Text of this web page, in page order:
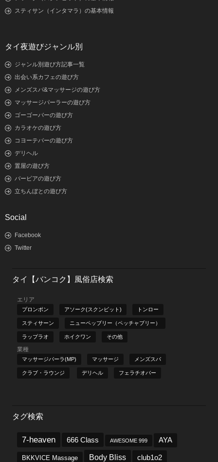
スティサン（インタマラ）の基本情報
タイ夜遊びジャンル別
ジャンル別遊び方記事一覧
出会い系カフェの遊び方
メンズスパ&マッサージの遊び方
マッサージパーラーの遊び方
ゴーゴーバーの遊び方
カラオケの遊び方
コヨーテバーの遊び方
デリヘル
置屋の遊び方
バービアの遊び方
立ちんぼとの遊び方
Social
Facebook
Twitter
タイ【バンコク】風俗店検索
エリア
プロンポン アソーク(スクンビット) トンロー
スティサーン ニューペッブリー（ペッチャブリー）
ラップラオ ホイクワン その他
業種
マッサージパーラ(MP) マッサージ メンズスパ
クラブ・ラウンジ デリヘル フェラチオバー
タグ検索
7-heaven 666 Class AWESOME 999 AYA
BKKVICE Massage Body Bliss club1o2